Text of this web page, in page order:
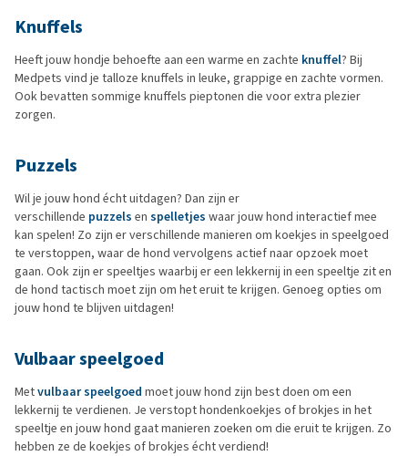
Knuffels
Heeft jouw hondje behoefte aan een warme en zachte knuffel? Bij
Medpets vind je talloze knuffels in leuke, grappige en zachte vormen.
Ook bevatten sommige knuffels pieptonen die voor extra plezier
zorgen.
Puzzels
Wil je jouw hond écht uitdagen? Dan zijn er
verschillende puzzels en spelletjes waar jouw hond interactief mee
kan spelen! Zo zijn er verschillende manieren om koekjes in speelgoed
te verstoppen, waar de hond vervolgens actief naar opzoek moet
gaan. Ook zijn er speeltjes waarbij er een lekkernij in een speeltje zit en
de hond tactisch moet zijn om het eruit te krijgen. Genoeg opties om
jouw hond te blijven uitdagen!
Vulbaar speelgoed
Metvulbaar speelgoed moet jouw hond zijn best doen om een
lekkernij te verdienen. Je verstopt hondenkoekjes of brokjes in het
speeltje en jouw hond gaat manieren zoeken om die eruit te krijgen. Zo
hebben ze de koekjes of brokjes écht verdiend!